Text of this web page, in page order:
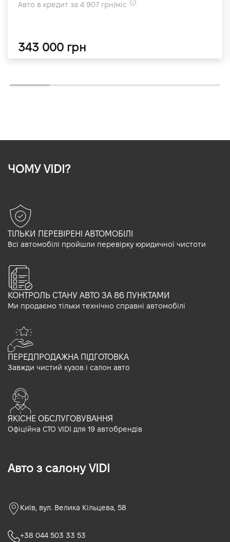
Авто в кредит за 4 907 грн/міс
343 000 грн
ЧОМУ VIDI?
ТІЛЬКИ ПЕРЕВІРЕНІ АВТОМОБІЛІ
Всі автомобілі пройшли перевірку юридичної чистоти
КОНТРОЛЬ СТАНУ АВТО ЗА 86 ПУНКТАМИ
Ми продаємо тільки технічно справні автомобілі
ПЕРЕДПРОДАЖНА ПІДГОТОВКА
Завжди чистий кузов і салон авто
ЯКІСНЕ ОБСЛУГОВУВАННЯ
Офіційна СТО VIDI для 19 автобрендів
Авто з салону VIDI
Київ, вул. Велика Кільцева, 58
+38 044 503 33 53